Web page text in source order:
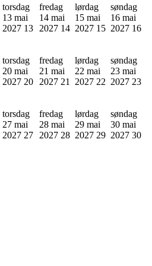
torsdag
13 mai
2027 13
fredag
14 mai
2027 14
lørdag
15 mai
2027 15
søndag
16 mai
2027 16
torsdag
20 mai
2027 20
fredag
21 mai
2027 21
lørdag
22 mai
2027 22
søndag
23 mai
2027 23
torsdag
27 mai
2027 27
fredag
28 mai
2027 28
lørdag
29 mai
2027 29
søndag
30 mai
2027 30